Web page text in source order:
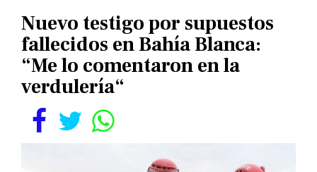
Nuevo testigo por supuestos
fallecidos en Bahía Blanca:
“Me lo comentaron en la
verdulería“